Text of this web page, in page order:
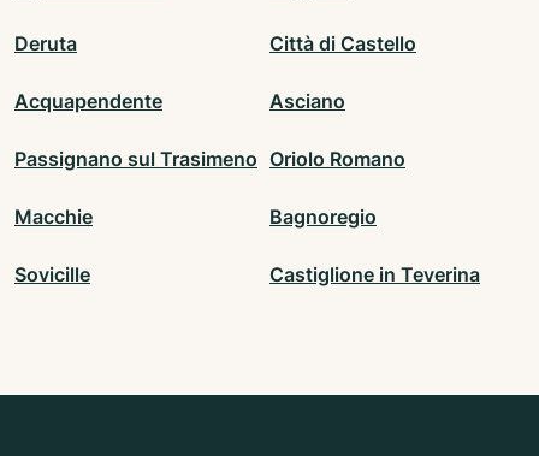
Deruta Città di Castello
Acquapendente Asciano
Passignano sul Trasimeno Oriolo Romano
Macchie Bagnoregio
Sovicille Castiglione in Teverina